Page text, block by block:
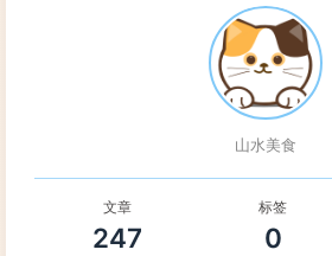
山水美食
文章
247
标签
0